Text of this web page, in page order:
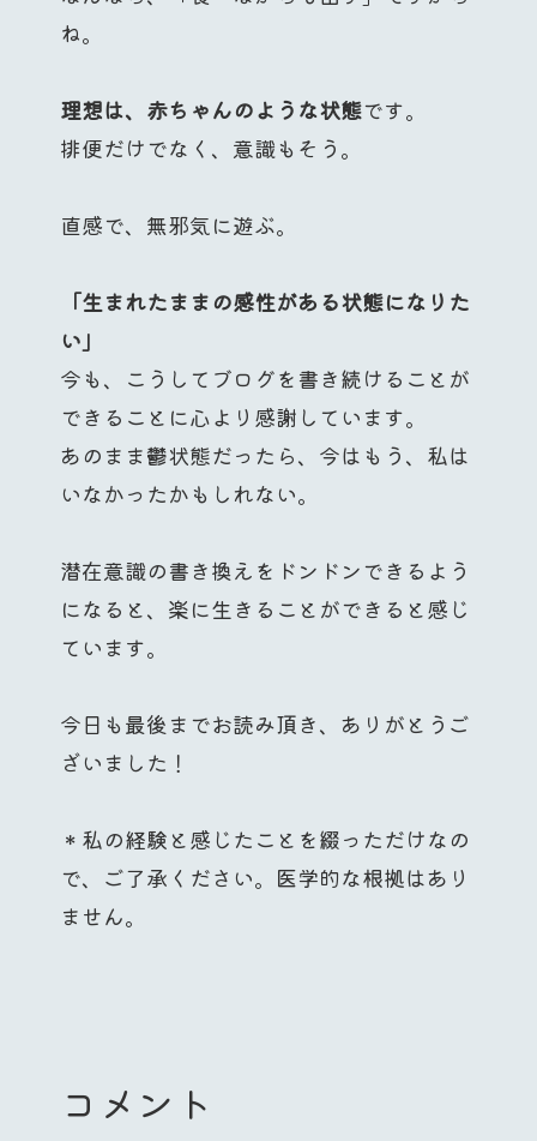
ね。
理想は、赤ちゃんのような状態です。
排便だけでなく、意識もそう。
直感で、無邪気に遊ぶ。
「生まれたままの感性がある状態になりた
い」
今も、こうしてブログを書き続けることが
できることに心より感謝しています。
あのまま鬱状態だったら、今はもう、私は
いなかったかもしれない。
潜在意識の書き換えをドンドンできるよう
になると、楽に生きることができると感じ
ています。
今日も最後までお読み頂き、ありがとうご
ざいました！
＊私の経験と感じたことを綴っただけなの
で、ご了承ください。医学的な根拠はあり
ません。
コメント